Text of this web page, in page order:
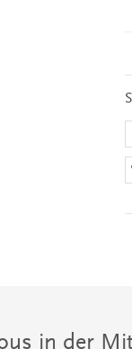
in der